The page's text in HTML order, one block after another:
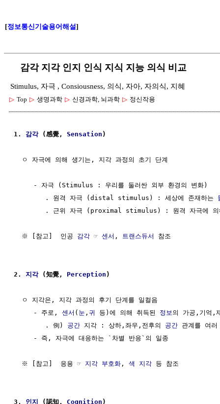
[정보통신기술용어해설]
감각 지각 인지 인식 지식 지능 의식 비교
Stimulus, 자극 , Consiousness, 의식, 자아, 자의식, 지혜
▷ Top ▷ 생명과학 ▷ 신경과학, 뇌과학 ▷ 정신작용
1. 감각 (感覺, Sensation )
  ㅇ 자극에 의해 생기는, 지각 과정의 초기 단계
     - 자극 (Stimulus : 우리를 둘러싼 외부 환경의 변화)
        . 원격 자극 (distal stimulus) : 세상에 존재하는
. 근위 자극 (proximal stimulus) : 원격 자극에
  ※ [참고]  인공
감각 ☞ 센서 , 트랜스듀서 참조
2. 지각 (知覺, Perception )
  ㅇ 지각은, 지각 과정의 후기 단계를 일컬음
     - 주로,
센서 ( 눈 , 귀 등)에 의해 취득된 정보 의 가공,기억,
        . 例)
공간 지각 : 상하,좌우,전후의 공간 관계를 여
     - 즉, 자극에 대응하는 `차별 반응`의 일종
  ※ [참고]  응용 ☞
지각 부호화 , 색 지각 등 참조
3. 인지 (認知, Cognition )